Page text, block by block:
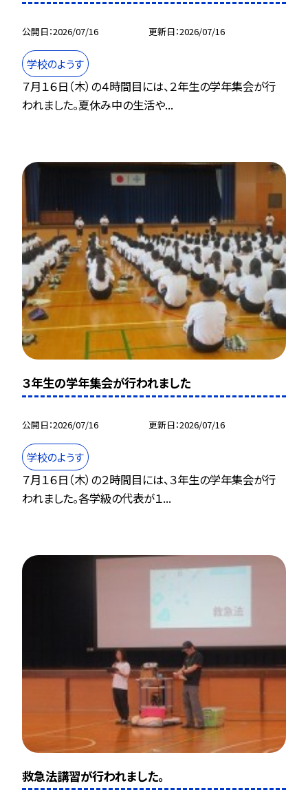
公開日 2026/07/16 更新日 2026/07/16
学校のようす
７月１６日（木）の４時間目には、２年生の学年集会が行
われました。夏休み中の生活や...
３年生の学年集会が行われました
公開日 2026/07/16 更新日 2026/07/16
学校のようす
７月１６日（木）の２時間目には、３年生の学年集会が行
われました。各学級の代表が１...
救急法講習が行われました。